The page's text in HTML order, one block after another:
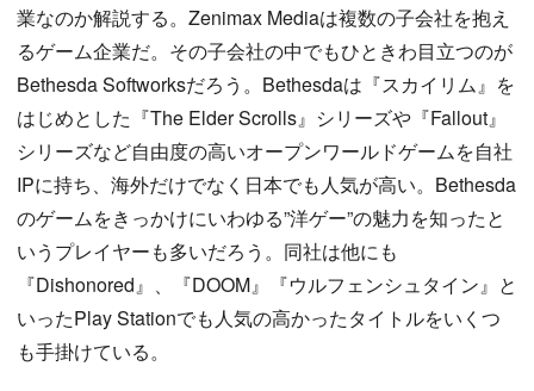
業なのか解説する。Zenimax Mediaは複数の子会社を抱え
るゲーム企業だ。その子会社の中でもひときわ目立つのが
Bethesda Softworksだろう。Bethesdaは『スカイリム』を
はじめとした『The Elder Scrolls』シリーズや『Fallout』
シリーズなど自由度の高いオープンワールドゲームを自社
IPに持ち、海外だけでなく日本でも人気が高い。Bethesda
のゲームをきっかけにいわゆる”洋ゲー”の魅力を知ったと
いうプレイヤーも多いだろう。同社は他にも
『Dishonored』、『DOOM』『ウルフェンシュタイン』と
いったPlay Stationでも人気の高かったタイトルをいくつ
も手掛けている。